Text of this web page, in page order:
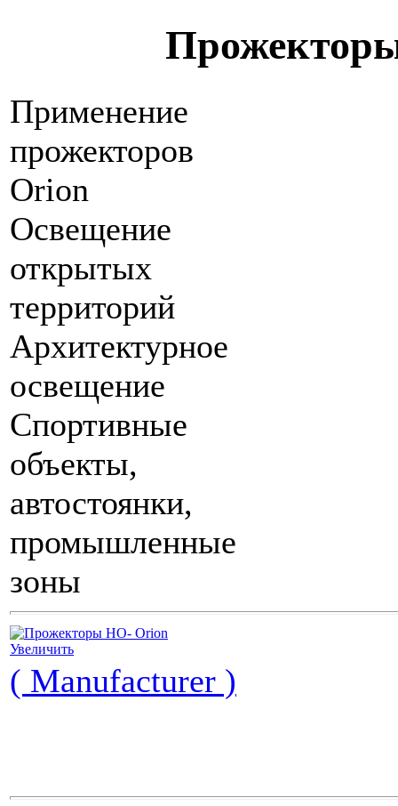
Применение
прожекторов
Orion
Освещение
открытых
территорий
Архитектурное
освещение
Спортивные
объекты,
автостоянки,
промышленные
зоны
Увеличить
( Manufacturer )